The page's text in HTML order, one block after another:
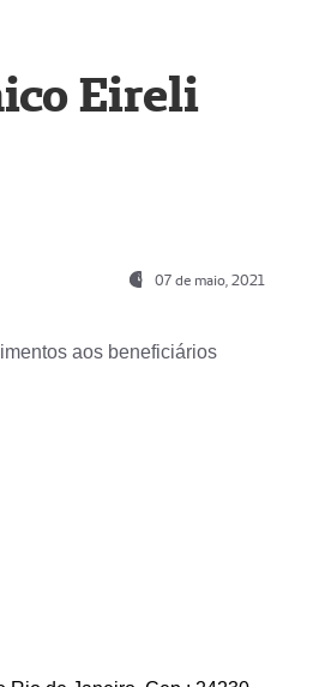
Eireli
07 de maio, 2021
aos beneficiários